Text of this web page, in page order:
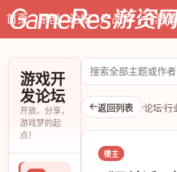
首页 原创 论坛 产品库 开测表
游戏开
发论坛
开放、分享，
游戏梦的起
点！
搜
索
论
坛
返回列表 论坛 行
楼主